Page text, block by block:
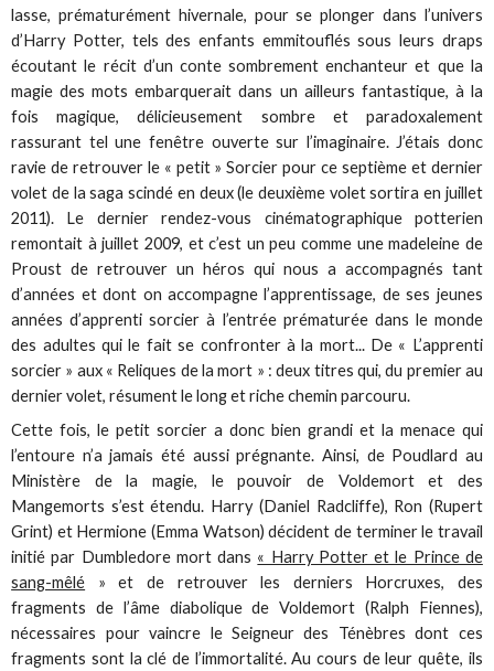
lasse, prématurément hivernale, pour se plonger dans l’univers
d’Harry Potter, tels des enfants emmitouflés sous leurs draps
écoutant le récit d’un conte sombrement enchanteur et que la
magie des mots embarquerait dans un ailleurs fantastique, à la
fois magique, délicieusement sombre et paradoxalement
rassurant tel une fenêtre ouverte sur l’imaginaire. J’étais donc
ravie de retrouver le « petit » Sorcier pour ce septième et dernier
volet de la saga scindé en deux (le deuxième volet sortira en juillet
2011). Le dernier rendez-vous cinématographique potterien
remontait à juillet 2009, et c’est un peu comme une madeleine de
Proust de retrouver un héros qui nous a accompagnés tant
d’années et dont on accompagne l’apprentissage, de ses jeunes
années d’apprenti sorcier à l’entrée prématurée dans le monde
des adultes qui le fait se confronter à la mort... De « L’apprenti
sorcier » aux « Reliques de la mort » : deux titres qui, du premier au
dernier volet, résument le long et riche chemin parcouru.
Cette fois, le petit sorcier a donc bien grandi et la menace qui
l’entoure n’a jamais été aussi prégnante. Ainsi, de Poudlard au
Ministère de la magie, le pouvoir de Voldemort et des
Mangemorts s’est étendu. Harry (Daniel Radcliffe), Ron (Rupert
Grint) et Hermione (Emma Watson) décident de terminer le travail
initié par Dumbledore mort dans « Harry Potter et le Prince de
sang-mêlé » et de retrouver les derniers Horcruxes, des
fragments de l’âme diabolique de Voldemort (Ralph Fiennes),
nécessaires pour vaincre le Seigneur des Ténèbres dont ces
fragments sont la clé de l’immortalité. Au cours de leur quête, ils